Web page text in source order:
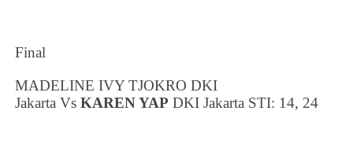
Final
MADELINE IVY TJOKRODKI
Jakarta VsKAREN YAP DKI Jakarta STI: 14, 24